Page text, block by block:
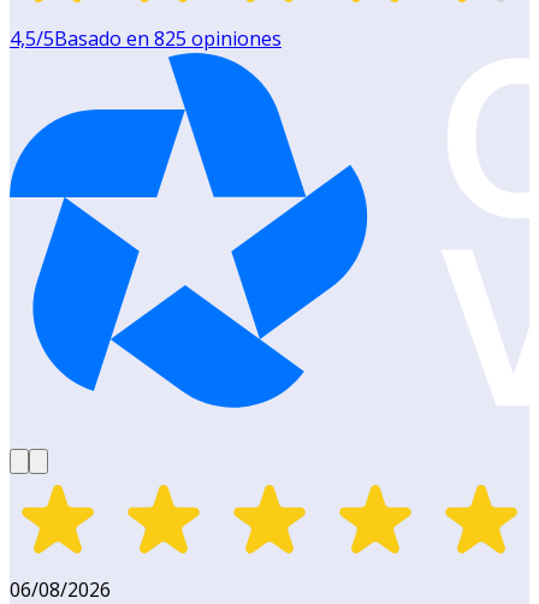
4,5/5Basado en 825 opiniones
06/08/2026